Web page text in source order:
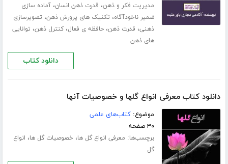
مدیریت فکر و ذهن، قدرت ذهن انسان،آماده سازی
ضمیر ناخودآگاه، تکنیک های پرورش ذهن، تصویرسازی
ذهنی، قدرت ذهن،حافظه ی فعال،کنترل ذهن، توانایی
های ذهن
دانلود کتاب
دانلود کتاب معرفی انواع گلها و خصوصیات آنها
موضوع:کتاب‌های علمی
۳۰ صفحه
برچسب‌ها: معرفی انواع گل ها، خصوصیات گل ها، انواع
گل